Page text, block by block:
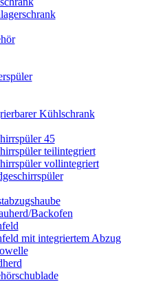
Kühlschrank
45
teilintegriert
vollintegriert
Backofen
mit integriertem Abzug